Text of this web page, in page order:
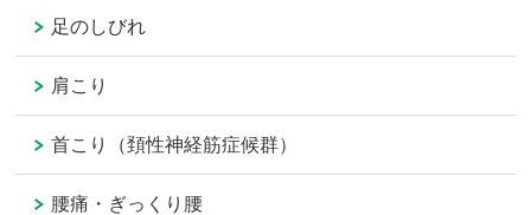
足のしびれ
肩こり
首こり（頚性神経筋症候群）
腰痛・ぎっくり腰